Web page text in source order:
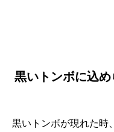
黒いトンボに込
黒いトンボが現れた時